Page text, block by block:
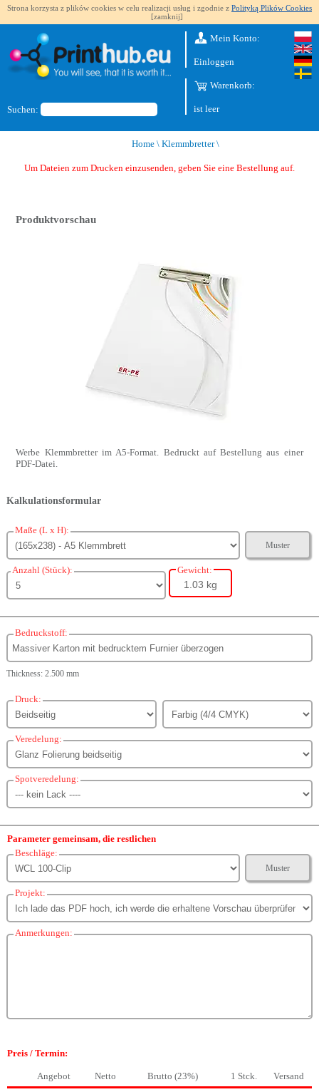
Strona korzysta z plików cookies w celu realizacji usług i zgodnie z Polityką Plików Cookies
[zamknij]
Suchen:
Mein Konto:
Einloggen
Warenkorb:
ist leer
Home\ Klemmbretter\
Um Dateien zum Drucken einzusenden, geben Sie eine Bestellung auf.
Produktvorschau
Werbe Klemmbretter im A5-Format. Bedruckt auf Bestellung aus einer
PDF-Datei.
Kalkulationsformular
Maße (L x H):
Muster
Anzahl (Stück): Gewicht:
1.03 kg
Bedruckstoff:
Thickness: 2.500 mm
Druck:
Veredelung:
Spotveredelung:
Parameter gemeinsam, die restlichen
Beschläge:
Muster
Projekt:
Anmerkungen:
Preis / Termin:
Angebot Netto Brutto (23%) 1 Stck. Versand